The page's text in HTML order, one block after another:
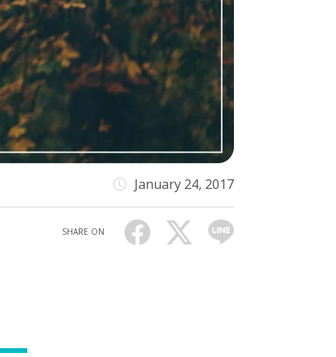
January 24, 2017
SHARE ON